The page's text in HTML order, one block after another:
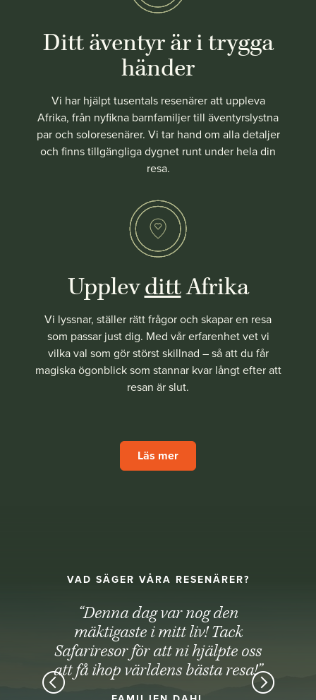
Ditt äventyr är i trygga
händer
Vi har hjälpt tusentals resenärer att uppleva
Afrika, från nyfikna barnfamiljer till äventyrslystna
par och soloresenärer. Vi tar hand om alla detaljer
och finns tillgängliga dygnet runt under hela din
resa.
UpplevdittAfrika
Vi lyssnar, ställer rätt frågor och skapar en resa
som passar just dig. Med vår erfarenhet vet vi
vilka val som gör störst skillnad – så att du får
magiska ögonblick som stannar kvar långt efter att
resan är slut.
Läs mer
VAD SÄGER VÅRA RESENÄRER?
“Denna dag var nog den
mäktigaste i mitt liv! Tack
Safariresor för att ni hjälpte oss
att få ihop världens bästa resa!”